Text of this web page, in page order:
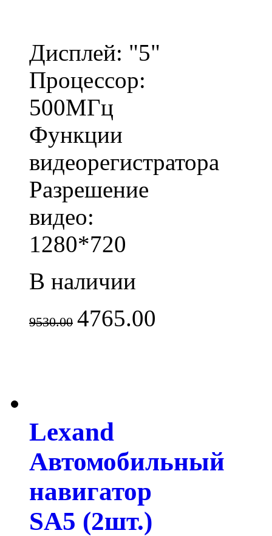
Дисплей: "5"
Процессор:
500МГц
Функции
видеорегистратора
Разрешение
видео:
1280*720
В наличии
9530.00 4765.00
Lexand
Автомобильный
навигатор
SA5 (2шт.)